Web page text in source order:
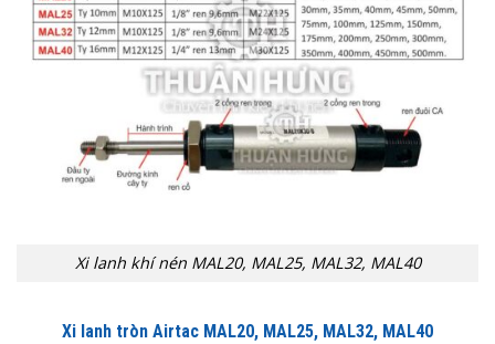
Xi lanh khí nén MAL20, MAL25, MAL32, MAL40
Xi lanh tròn Airtac MAL20, MAL25, MAL32, MAL40